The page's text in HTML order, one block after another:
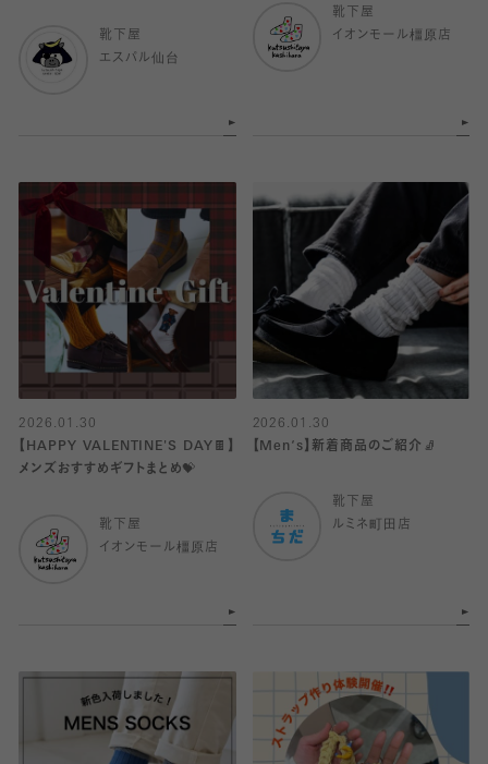
靴下屋
エスパル仙台
靴下屋
イオンモール橿原店
2026.01.30
【HAPPY VALENTINE'S DAY🍫】
メンズおすすめギフトまとめ💝
靴下屋
イオンモール橿原店
2026.01.30
【Men‘s】新着商品のご紹介🧦
靴下屋
ルミネ町田店